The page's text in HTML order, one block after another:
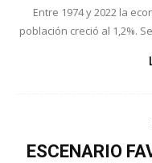
Entre 1974 y 2022 la
población creció al 1,2%.
ESCENARIO